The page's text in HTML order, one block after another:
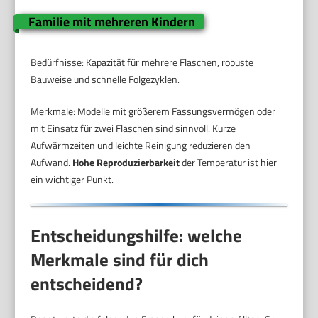
Familie mit mehreren Kindern
Bedürfnisse: Kapazität für mehrere Flaschen, robuste
Bauweise und schnelle Folgezyklen.
Merkmale: Modelle mit größerem Fassungsvermögen oder
mit Einsatz für zwei Flaschen sind sinnvoll. Kurze
Aufwärmzeiten und leichte Reinigung reduzieren den
Aufwand. Hohe Reproduzierbarkeitder Temperatur ist hier
ein wichtiger Punkt.
Entscheidungshilfe: welche
Merkmale sind für dich
entscheidend?